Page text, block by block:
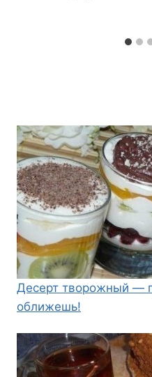
Десерт творожный —
оближешь!